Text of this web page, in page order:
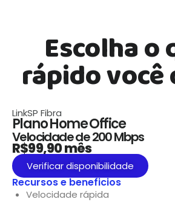
Escolha o
rápido você
LinkSP Fibra
Plano Home Office
Velocidade de 200 Mbps
R$99,90 mês
Verificar disponibilidade
Recursos e beneficios
Velocidade rápida